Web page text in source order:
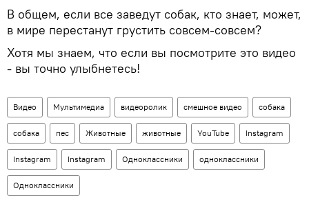
В общем, если все заведут собак, кто знает, может,
в мире перестанут грустить совсем-совсем?
Хотя мы знаем, что если вы посмотрите это видео
- вы точно улыбнетесь!
Видео Мультимедиа видеоролик смешное видео собака
собака пес Животные животные YouTube Instagram
Instagram Instagram Одноклассники одноклассники
Одноклассники